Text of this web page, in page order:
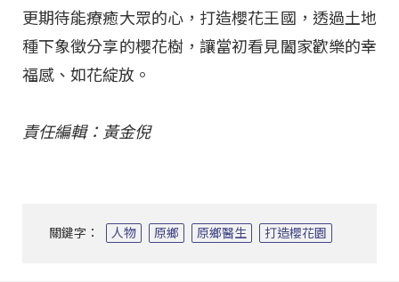
更期待能療癒大眾的心，打造櫻花王國，透過土地
種下象徵分享的櫻花樹，讓當初看見闔家歡樂的幸
福感、如花綻放。
責任編輯：黃金倪
關鍵字： 人物 原鄉 原鄉醫生 打造櫻花園